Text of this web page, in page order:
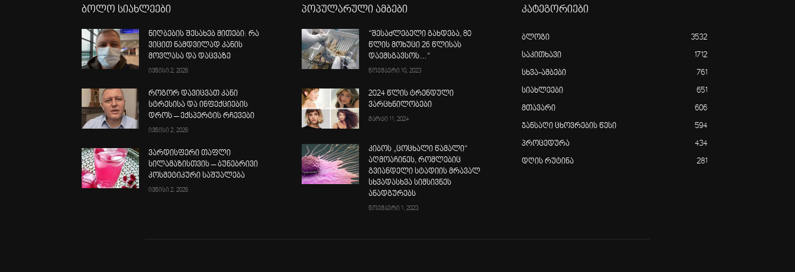
ბოლო სიახლეები
ნიღბების შესახებ მითები: რა
ვიცით ნამდვილად კანის
მოვლასა და დაცვაზე
ივნისი 2, 2026
როგორ დავიცვათ კანი
სტრესისა და ინფექციების
დროს – ექსპერტის რჩევები
ივნისი 2, 2026
ვარდისფერი თაფლი
სილამაზისთვის – ბუნებრივი
კოსმეტიკური საშუალება
ივნისი 2, 2026
პოპულარული ამბები
“შესაძლებელი გახდება, 80
წლის მოხუცი 26 წლისას
დაემსგავსოს…“
ნოემბერი 10, 2023
2024 წლის ტრენდული
ვარცხნილობები
მარტი 11, 2024
კიბოს „ცოცხალი წამალი“
აღმოაჩინეს, რომლებიც
გვიანდელი სტადიის მრავალ
სხვადასხვა სიმსივნეს
ანადგურებს
ნოემბერი 1, 2023
კატეგორიები
ბლოგი 3532
საკითხავი 1712
სხვა-ამბები 761
სიახლეები 651
მთავარი 606
ჯანსაღი ცხოვრების წესი 594
პროცედურა 434
დღის რუტინა 281